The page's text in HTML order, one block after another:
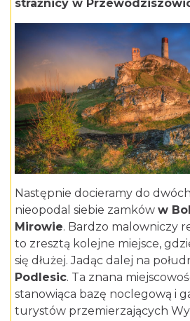
strażnicy w
Następnie docieramy do
nieopodal siebie zamków w
Mirowie. Bardzo malowniczy
to zresztą kolejne miejsce,
się dłużej. Jadąc dalej na
Podlesic. Ta znana
stanowiąca bazę noclegową i
turystów przemierzających